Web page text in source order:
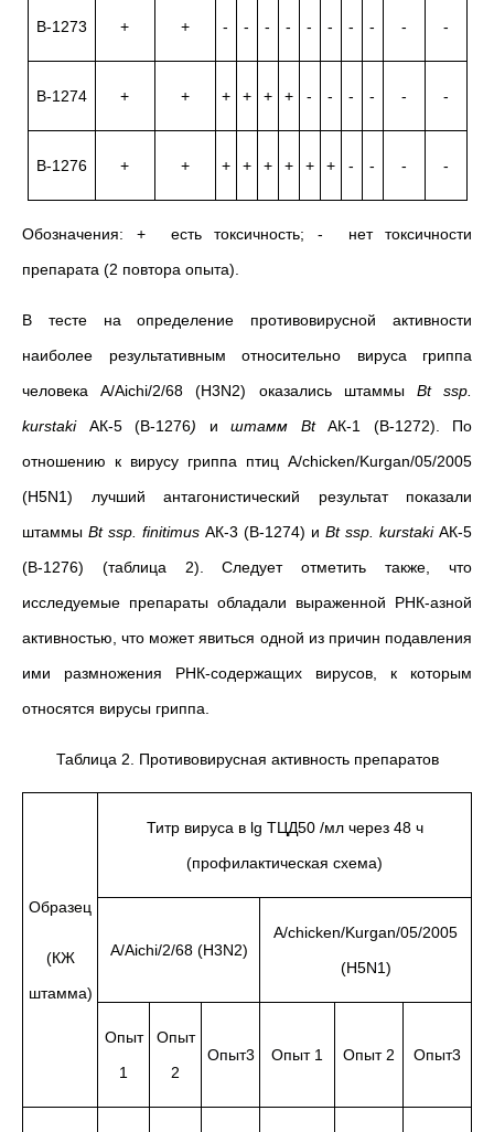
В-1273 + + - - - - - - - - - -
В-1274 + + + + + + - - - - - -
В-1276 + + + + + + + + - - - -
Обозначения: + есть токсичность; - нет токсичности
препарата (2 повтора опыта).
В тесте на определение противовирусной активности
наиболее результативным относительно вируса гриппа
человека A/Aichi/2/68 (H3N2) оказались штаммы Bt ssp
kurstaki
АК-5 (В-1276) и штамм Bt АК-1
(В-1272). По
отношению к вирусу гриппа птиц A/chicken/Kurgan/05/2005
(H5N1) лучший антагонистический результат показали
штаммы Bt ssp finitimus АК-3 (В-1274) и Bt ssp kurstaki АК-5
(В-1276) (таблица 2). Следует отметить также, что
исследуемые препараты обладали выраженной РНК-азной
активностью, что может явиться одной из причин подавления
ими размножения РНК-содержащих вирусов, к которым
относятся вирусы гриппа.
Таблица 2. Противовирусная активность препаратов
Образец
(КЖ
штамма)
Титр вируса в lg ТЦД50 /мл через 48 ч
(профилактическая схема)
A/Aichi/2/68 (H3N2)
A/chicken/Kurgan/05/2005
(H5N1)
Опыт
1
Опыт
2
Опыт3 Опыт 1 Опыт 2 Опыт3